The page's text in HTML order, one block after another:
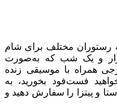
رستوران مختلف برای شام
و یک شب که به‌صورت
همراه با موسیقی زنده
فست‌فود بخورید، به
و پیتزا را سفارش دهید و